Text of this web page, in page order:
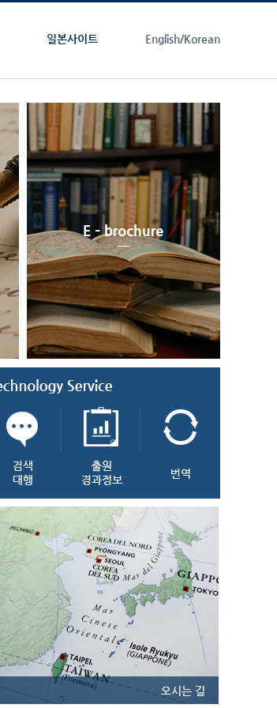
일본사이트 English/Korean